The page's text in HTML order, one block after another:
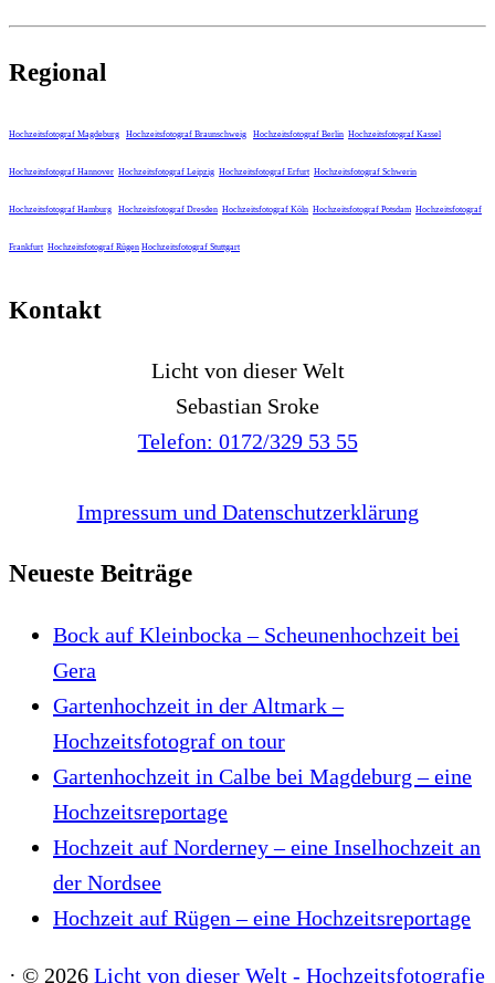
Regional
Hochzeitsfotograf Magdeburg Hochzeitsfotograf Braunschweig Hochzeitsfotograf Berlin Hochzeitsfotograf Kassel
Hochzeitsfotograf Hannover Hochzeitsfotograf Leipzig Hochzeitsfotograf Erfurt Hochzeitsfotograf Schwerin
Hochzeitsfotograf Hamburg Hochzeitsfotograf Dresden Hochzeitsfotograf Köln Hochzeitsfotograf Potsdam Hochzeitsfotograf
Frankfurt Hochzeitsfotograf Rügen Hochzeitsfotograf Stuttgart
Kontakt
Licht von dieser Welt
Sebastian Sroke
Telefon: 0172/329 53 55
Impressum und Datenschutzerklärung
Neueste Beiträge
Bock auf Kleinbocka – Scheunenhochzeit bei
Gera
Gartenhochzeit in der Altmark –
Hochzeitsfotograf on tour
Gartenhochzeit in Calbe bei Magdeburg – eine
Hochzeitsreportage
Hochzeit auf Norderney – eine Inselhochzeit an
der Nordsee
Hochzeit auf Rügen – eine Hochzeitsreportage
· © 2026 Licht von dieser Welt - Hochzeitsfotografie